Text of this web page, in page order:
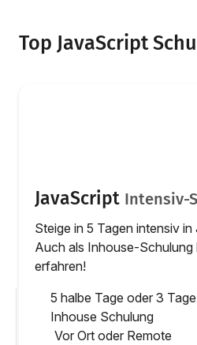
Top JavaScript
JavaScript Intensiv-
Steige in 5 Tagen intensiv
Auch als Inhouse-Schulung
erfahren!
5 halbe Tage oder 3
Inhouse Schulung
Vor Ort oder Remote